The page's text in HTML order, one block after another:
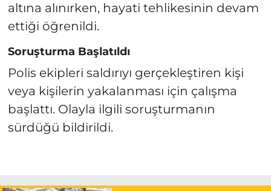
altına alınırken, hayati tehlikesinin devam
ettiği öğrenildi.
Soruşturma Başlatıldı
Polis ekipleri saldırıyı gerçekleştiren kişi
veya kişilerin yakalanması için çalışma
başlattı. Olayla ilgili soruşturmanın
sürdüğü bildirildi.